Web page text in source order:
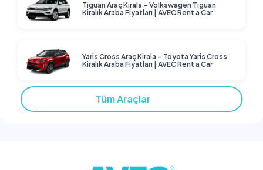
Tiguan Araç Kirala – Volkswagen Tiguan
Kiralık Araba Fiyatları | AVEC Rent a Car
Yaris Cross Araç Kirala – Toyota Yaris Cross
Kiralık Araba Fiyatları | AVEC Rent a Car
Tüm Araçlar